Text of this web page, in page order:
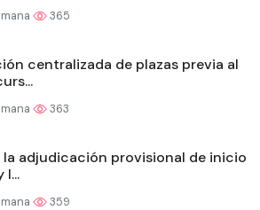
365
centralizada de plazas previa al
363
la adjudicación provisional de inicio
l...
359